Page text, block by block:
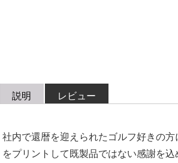
説明 レビュー
社内で還暦を迎えられたゴルフ好きの
をプリントして既製品ではない感謝を